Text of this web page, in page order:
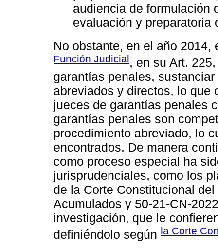
audiencia de formulación
evaluación y preparatoria
No obstante, en el año
Función Judicial, en su Art.
garantías penales,
abreviados y directos, lo que
jueces de garantías penales
garantías penales son
procedimiento abreviado, lo
encontrados. De manera
como proceso especial ha
jurisprudenciales, como los
de la Corte Constitucional
Acumulados y 50-21-CN-
investigación, que le
definiéndolo según la Corte